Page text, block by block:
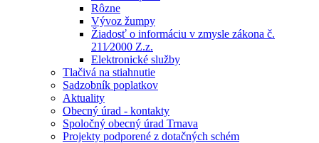
Rôzne
Vývoz žumpy
Žiadosť o informáciu v zmysle zákona č.
211⁄2000 Z.z.
Elektronické služby
Tlačivá na stiahnutie
Sadzobník poplatkov
Aktuality
Obecný úrad - kontakty
Spoločný obecný úrad Trnava
Projekty podporené z dotačných schém